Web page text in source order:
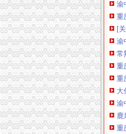
重
[
常
重
重
大
渝
鹿
重
重